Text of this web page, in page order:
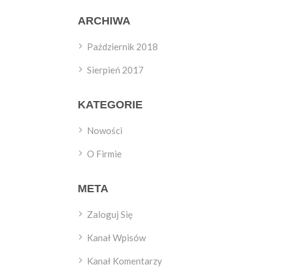
ARCHIWA
Październik 2018
Sierpień 2017
KATEGORIE
Nowości
O Firmie
META
Zaloguj Się
Kanał Wpisów
Kanał Komentarzy